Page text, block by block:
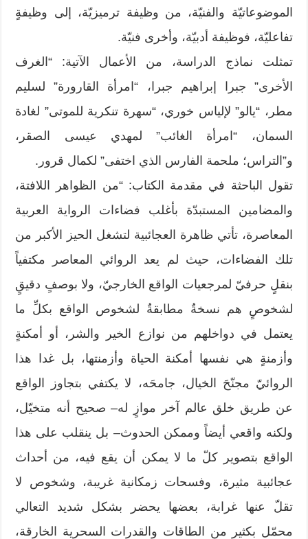
الموضوعاتيّة والفنيّة، من وظيفة ترميزيّة، إلى وظيفةٍ
تفاعليّة، فوظيفة أدبيّة، وأخرى فنيّة.
تمثلت نماذج الدراسة، من الأعمال الآتية: “الغرف
الأخرى” جبرا إبراهيم جبرا، “امرأة القارورة” لسليم
مطر، “يالو” لإلياس خوري، “سهرة تنكرية للموتى” لغادة
السمان، “امرأة الغائب” لمهدي عيسى الصقر،
و”التراس؛ ملحمة الفارس الذي اختفى” لكمال قرور.
تقول الباحثة في مقدمة الكتاب: “من الظواهر اللافتة،
والمضامين المستبدّة بأغلب فضاءات الرواية العربية
المعاصرة، تأتي ظاهرة العجائبية لتشغل الحيز الأكبر من
تلك الفضاءات، حيث لم يعد الروائي المعاصر مكتفياً
بنقلٍ حرفيّ لمرجعيات الواقع الخارجيّ، ولا بوصفٍ دقيقٍ
لشخوصٍ هم نسخةٌ مطابقةٌ لشخوص الواقع بكلِّ ما
يعتمل في دواخلهم من نوازع الخير والشر، أو أمكنةٍ
وأزمنةٍ هي نفسها أمكنة الحياة وأزمنتها، بل غدا هذا
الروائيّ مجنّحَ الخيال، جامحَه، لا يكتفي بتجاوز الواقع
عن طريق خلق عالم آخر موازٍ له– صحيح أنه متخيّل،
ولكنه واقعي أيضاً وممكن الحدوث– بل ينقلب على هذا
الواقع بتصوير كلّ ما لا يمكن أن يقع فيه، من أحداث
عجائبية مثيرة، وفسحات زمكانية غريبة، وشخوص لا
تقلّ عنها غرابة، بعضها يحضر بشكل شديد التعالي
محمّل بكثير من الطاقات والقدرات السحرية الخارقة،